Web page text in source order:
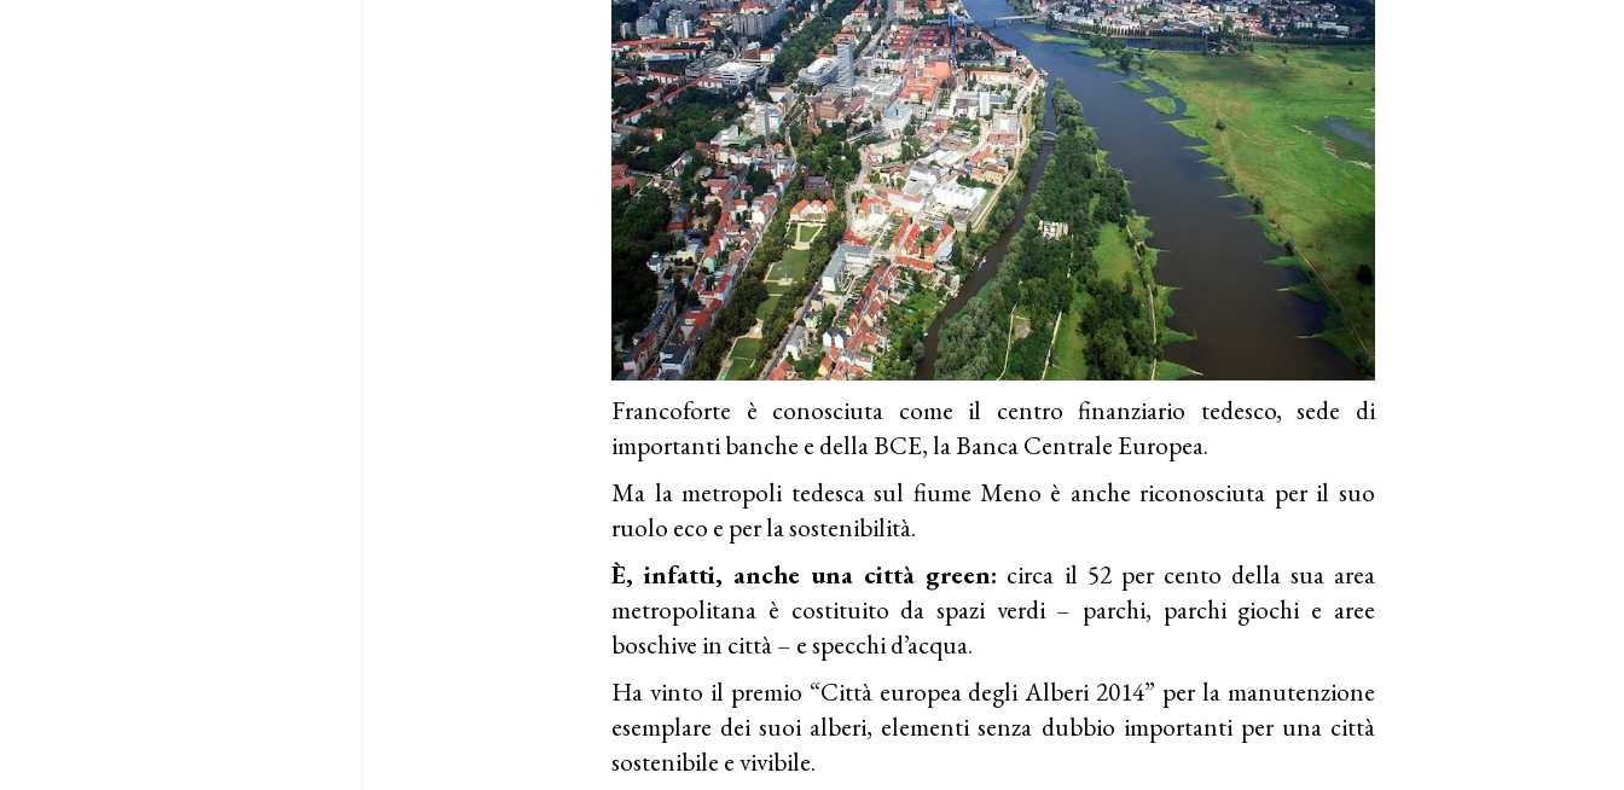
Francoforte è conosciuta come il centro finanziario tedesco, sede di
importanti banche e della BCE, la Banca Centrale Europea.
Ma la metropoli tedesca sul fiume Meno è anche riconosciuta per il suo
ruolo eco e per la sostenibilità.
È, infatti, anche una città green: circa il 52 per cento della sua area
metropolitana è costituito da spazi verdi – parchi, parchi giochi e aree
boschive in città – e specchi d’acqua.
Ha vinto il premio “Città europea degli Alberi 2014” per la manutenzione
esemplare dei suoi alberi, elementi senza dubbio importanti per una città
sostenibile e vivibile.